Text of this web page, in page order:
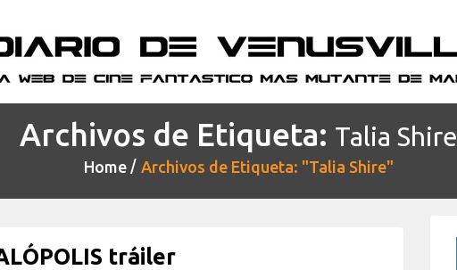
Archivos de Etiqueta: Talia Shire
Home Archivos de Etiqueta: "Talia Shire"
tráiler